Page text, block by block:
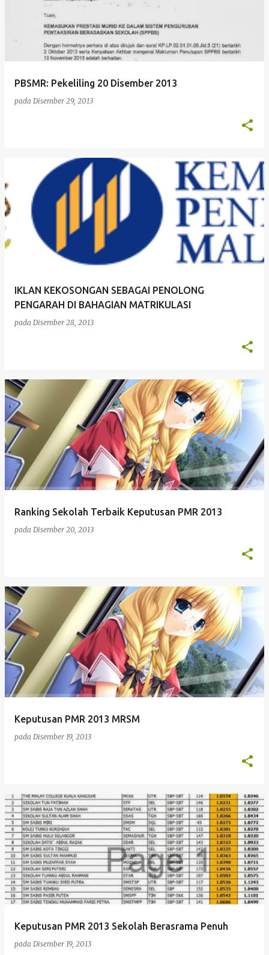
PBSMR: Pekeliling 20 Disember 2013
pada Disember 29, 2013
IKLAN KEKOSONGAN SEBAGAI PENOLONG
PENGARAH DI BAHAGIAN MATRIKULASI
pada Disember 28, 2013
Ranking Sekolah Terbaik Keputusan PMR 2013
pada Disember 20, 2013
Keputusan PMR 2013 MRSM
pada Disember 19, 2013
Keputusan PMR 2013 Sekolah Berasrama Penuh
pada Disember 19, 2013